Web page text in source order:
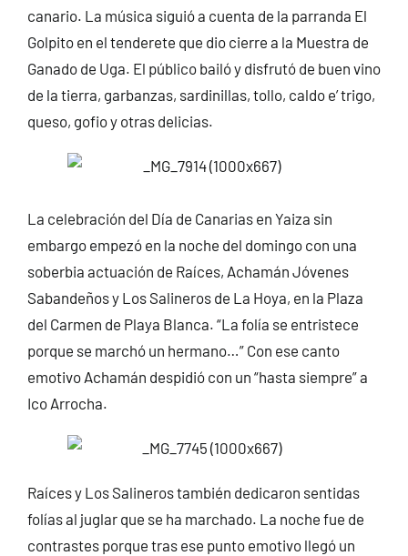
canario. La música siguió a cuenta de la parranda El
Golpito en el tenderete que dio cierre a la Muestra de
Ganado de Uga. El público bailó y disfrutó de buen vino
de la tierra, garbanzas, sardinillas, tollo, caldo e’ trigo,
queso, gofio y otras delicias.
La celebración del Día de Canarias en Yaiza sin
embargo empezó en la noche del domingo con una
soberbia actuación de Raíces, Achamán Jóvenes
Sabandeños y Los Salineros de La Hoya, en la Plaza
del Carmen de Playa Blanca. “La folía se entristece
porque se marchó un hermano…” Con ese canto
emotivo Achamán despidió con un “hasta siempre” a
Ico Arrocha.
Raíces y Los Salineros también dedicaron sentidas
folías al juglar que se ha marchado. La noche fue de
contrastes porque tras ese punto emotivo llegó un